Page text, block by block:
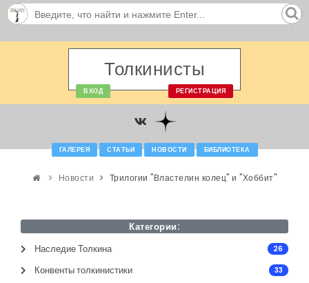
Толкинисты
ВХОД РЕГИСТРАЦИЯ
ГАЛЕРЕЯ СТАТЬИ НОВОСТИ БИБЛИОТЕКА
Новости Трилогии "Властелин колец" и "Хоббит"
Категории:
Наследие Толкина
26
Конвенты толкинистики 33